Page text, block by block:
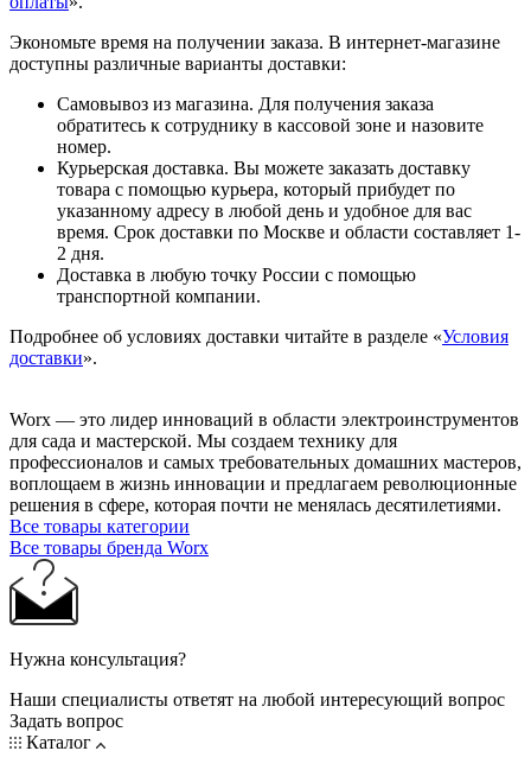
Экономьте время на получении заказа. В интернет-магазине
доступны различные варианты доставки:
Самовывоз из магазина. Для получения заказа
обратитесь к сотруднику в кассовой зоне и назовите
номер.
Курьерская доставка. Вы можете заказать доставку
товара с помощью курьера, который прибудет по
указанному адресу в любой день и удобное для вас
время. Срок доставки по Москве и области составляет 1-
2 дня.
Доставка в любую точку России с помощью
транспортной компании.
Подробнее об условиях доставки читайте в разделе «Условия
доставки».
Worx — это лидер инноваций в области электроинструментов
для сада и мастерcкой. Мы создаем технику для
профессионалов и самых требовательных домашних мастеров,
воплощаем в жизнь инновации и предлагаем революционные
решения в сфере, которая почти не менялась десятилетиями.
Все товары категории
Все товары бренда Worx
Нужна консультация?
Наши специалисты ответят на любой интересующий вопрос
Задать вопрос
Каталог